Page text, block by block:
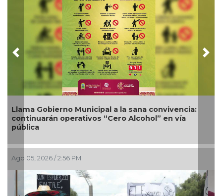
Nueva oferta educativa impulsará la
competitividad turística de Veracruz
Ago 04, 2026 / 7:13 PM
Previous